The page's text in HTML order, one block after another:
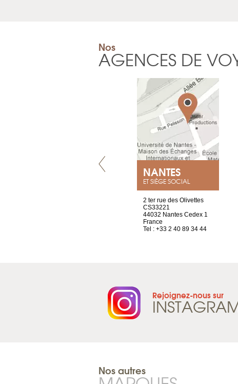
Nos
AGENCES DE
NANTES
ET SIÈGE SOCIAL
2 ter rue des Olivettes
CS33221
44032 Nantes Cedex 1
France
Tel : +33 2 40 89 34 44
Rejoignez-nous sur
Nos autres